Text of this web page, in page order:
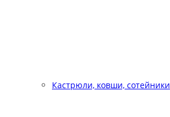
Кастрюли, ковши, сотейники